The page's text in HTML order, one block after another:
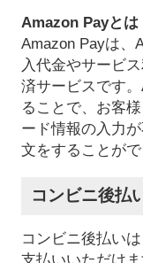
Amazon Payとは
Amazon Payは、
入代金やサービ
済サービスです
ることで、お客
ード情報の入力
文をすることがで
コンビニ後払
コンビニ後払い
支払いいただけま